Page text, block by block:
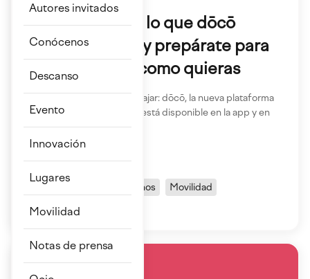
Autores invitados
Conócenos
Descanso
Evento
Innovación
Lugares
Movilidad
Notas de prensa
Descubre todo lo que dōcō
puede ofrecer y prepárate para
viajar donde y como quieras
Hay una mejor forma de viajar: dōcō, la nueva plataforma
de servicios de movilidad está disponible en la app y en
la...
App Conócenos
Movilidad
Sostenibilidad